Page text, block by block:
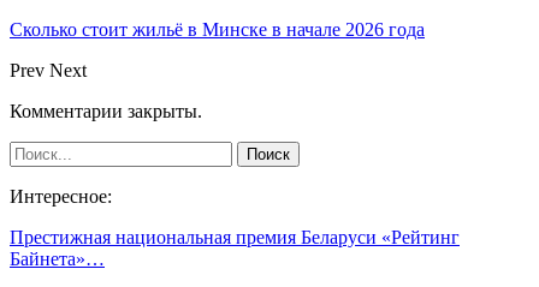
Сколько стоит жильё в Минске в начале 2026 года
Prev Next
Комментарии закрыты.
Интересное:
Престижная национальная премия Беларуси «Рейтинг
Байнета»…